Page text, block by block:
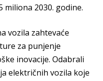
2030. godine.
vozila zahtevaće
za punjenje
inovacije. Odabrali
električnih vozila koje